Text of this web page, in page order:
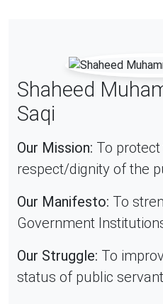
Shaheed
Saqi
Our Mission: To
respect/dignity of the
Our Manifesto: To
Government
Our Struggle: To
status of public